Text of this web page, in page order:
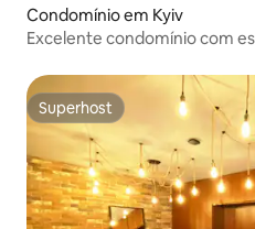
Condomínio em Kyiv
Excelente condomínio com
Superhost
Superhost